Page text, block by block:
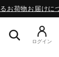
お荷物お届けに
ログイン